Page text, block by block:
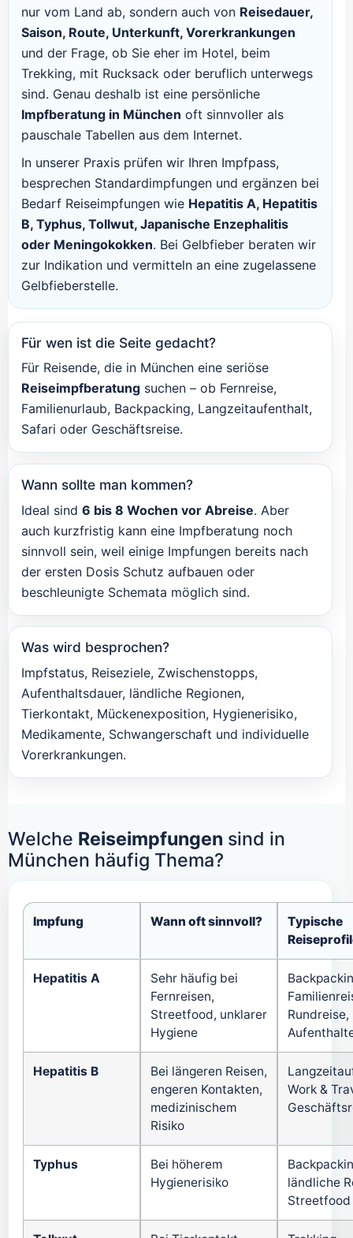
nur vom Land ab, sondern auch von Reisedauer,
Saison, Route, Unterkunft, Vorerkrankungen
und der Frage, ob Sie eher im Hotel, beim
Trekking, mit Rucksack oder beruflich unterwegs
sind. Genau deshalb ist eine persönliche
Impfberatung in München oft sinnvoller als
pauschale Tabellen aus dem Internet.
In unserer Praxis prüfen wir Ihren Impfpass,
besprechen Standardimpfungen und ergänzen bei
Bedarf Reiseimpfungen wie Hepatitis A, Hepatitis
B, Typhus, Tollwut, Japanische Enzephalitis
oder Meningokokken. Bei Gelbfieber beraten wir
zur Indikation und vermitteln an eine zugelassene
Gelbfieberstelle.
Für wen ist die Seite gedacht?
Für Reisende, die in München eine seriöse
Reiseimpfberatung suchen – ob Fernreise,
Familienurlaub, Backpacking, Langzeitaufenthalt,
Safari oder Geschäftsreise.
Wann sollte man kommen?
Ideal sind 6 bis 8 Wochen vor Abreise. Aber
auch kurzfristig kann eine Impfberatung noch
sinnvoll sein, weil einige Impfungen bereits nach
der ersten Dosis Schutz aufbauen oder
beschleunigte Schemata möglich sind.
Was wird besprochen?
Impfstatus, Reiseziele, Zwischenstopps,
Aufenthaltsdauer, ländliche Regionen,
Tierkontakt, Mückenexposition, Hygienerisiko,
Medikamente, Schwangerschaft und individuelle
Vorerkrankungen.
Welche Reiseimpfungen sind in
München häufig Thema?
Impfung Wann oft sinnvoll?
Typische
Hepatitis A
Sehr häufig bei
Fernreisen,
Streetfood, unklarer
Hygiene
Hepatitis B
Bei längeren Reisen,
engeren Kontakten,
medizinischem
Risiko
Work &
Typhus
Bei höherem
Hygienerisiko
ländliche
Streetfood